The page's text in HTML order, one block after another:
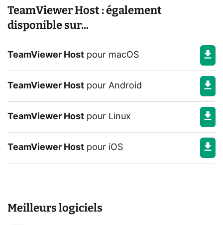
TeamViewer Host : également
disponible sur...
TeamViewer Host pour macOS
TeamViewer Host pour Android
TeamViewer Host pour Linux
TeamViewer Host pour iOS
Meilleurs logiciels